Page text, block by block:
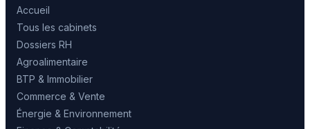
Accueil
Tous les cabinets
Dossiers RH
Agroalimentaire
BTP & Immobilier
Commerce & Vente
Énergie & Environnement